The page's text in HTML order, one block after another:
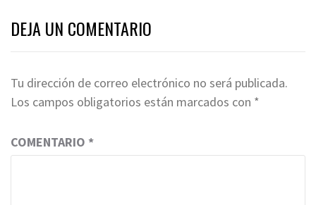
DEJA UN COMENTARIO
Tu dirección de correo electrónico no será publicada.
Los campos obligatorios están marcados con *
COMENTARIO *